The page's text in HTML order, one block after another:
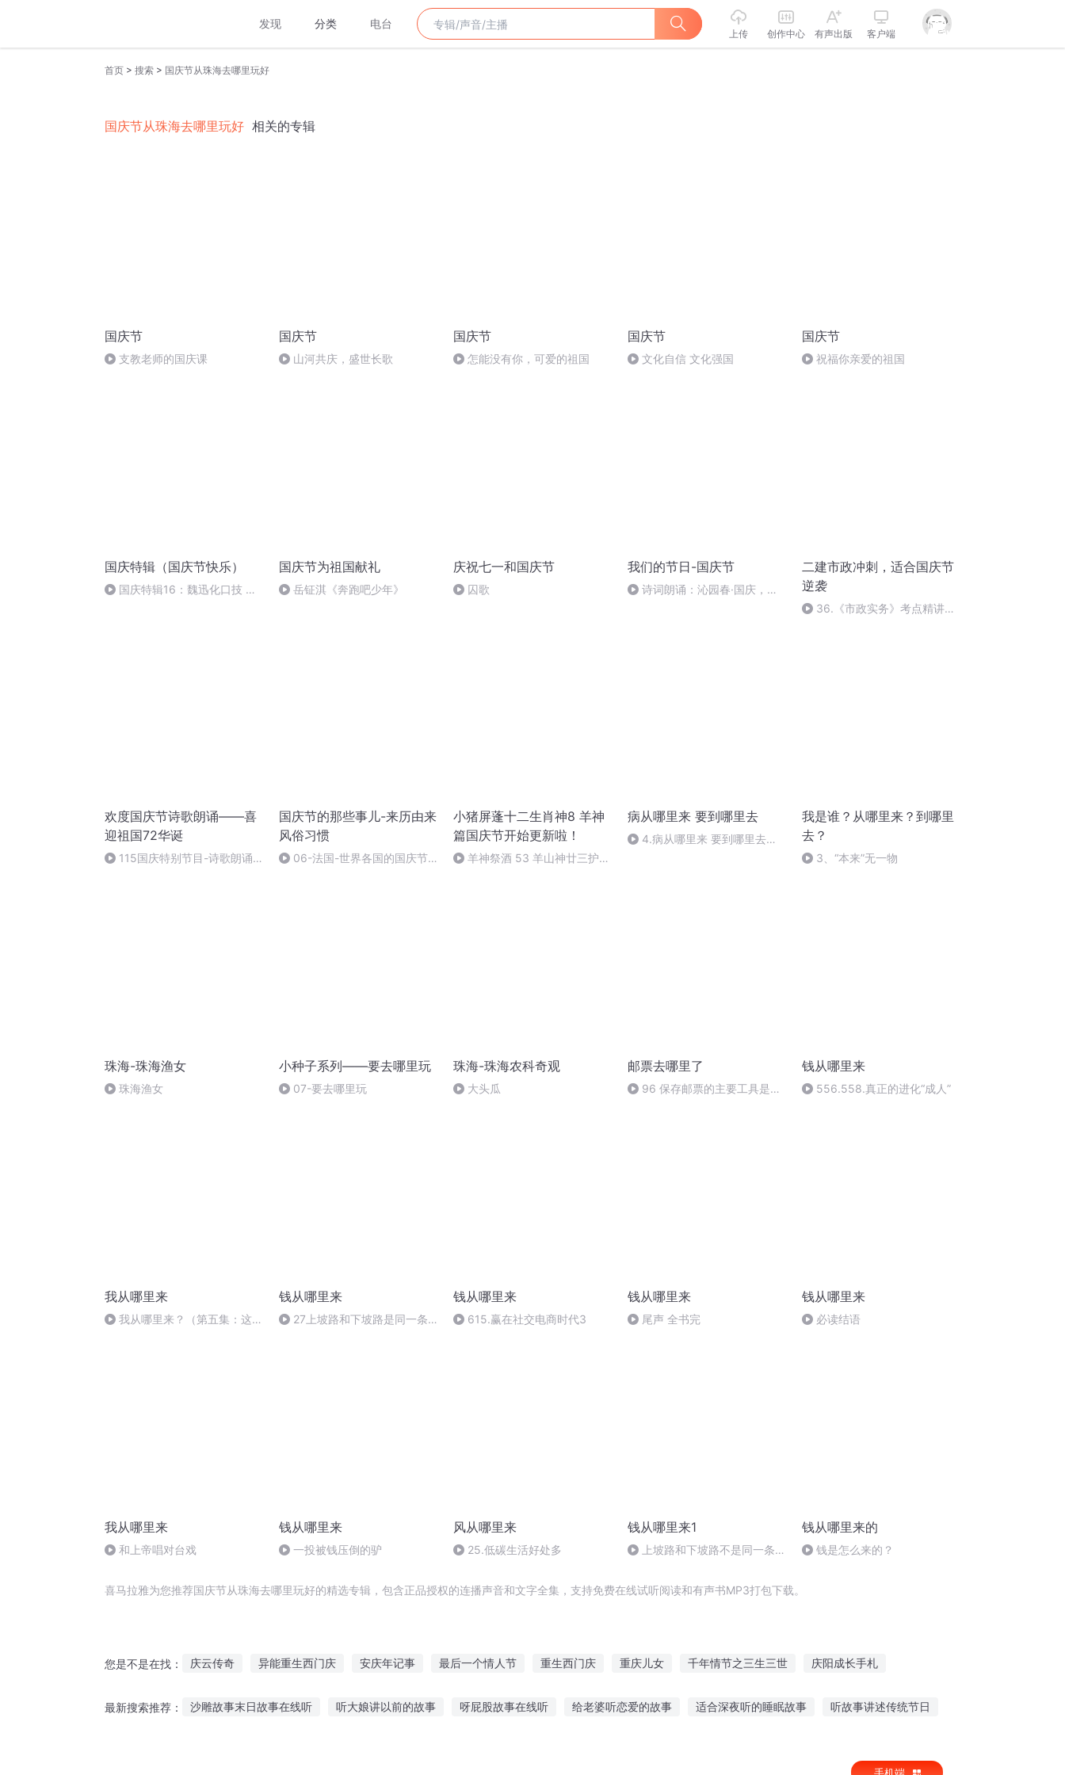
发现 分类 电台
上传 创作中心 有声出版 客户端
首页 > 搜索 > 国庆节从珠海去哪里玩好
国庆节从珠海去哪里玩好 相关的专辑
国庆节
支教老师的国庆课
国庆节
山河共庆，盛世长歌
国庆节
怎能没有你，可爱的祖国
国庆节
文化自信 文化强国
国庆节
祝福你亲爱的祖国
国庆特辑（国庆节快乐）
国庆特辑16：魏迅化口技 二
国庆节为祖国献礼
岳钲淇《奔跑吧少年》
庆祝七一和国庆节
囚歌
我们的节日-国庆节
诗词朗诵：沁园春·国庆，朗
二建市政冲刺，适合国庆节
逆袭
36.《市政实务》考点精讲第
欢度国庆节诗歌朗诵——喜
迎祖国72华诞
115国庆特别节目-诗歌朗诵-
国庆节的那些事儿-来历由来
风俗习惯
06-法国-世界各国的国庆节-
小猪屏蓬十二生肖神8 羊神
篇国庆节开始更新啦！
羊神祭酒 53 羊山神廿三护祭
病从哪里来 要到哪里去
4.病从哪里来 要到哪里去
我是谁？从哪里来？到哪里
去？
3、“本来”无一物
珠海-珠海渔女
珠海渔女
小种子系列——要去哪里玩
07-要去哪里玩
珠海-珠海农科奇观
大头瓜
邮票去哪里了
96 保存邮票的主要工具是什
钱从哪里来
556.558.真正的进化“成人”
我从哪里来
我从哪里来？（第五集：这就
钱从哪里来
27上坡路和下坡路是同一条
钱从哪里来
615.赢在社交电商时代3
钱从哪里来
尾声 全书完
钱从哪里来
必读结语
我从哪里来
和上帝唱对台戏
钱从哪里来
一投被钱压倒的驴
风从哪里来
25.低碳生活好处多
钱从哪里来1
上坡路和下坡路不是同一条
钱从哪里来的
钱是怎么来的？
喜马拉雅为您推荐国庆节从珠海去哪里玩好的精选专辑，包含正品授权的连播声音和文字全集，支持免费在线试听阅读和有声书MP3打包下载。
您是不是在找： 庆云传奇 异能重生西门庆 安庆年记事 最后一个情人节 重生西门庆 重庆儿女 千年情节之三生三世 庆阳成长手札
最新搜索推荐： 沙雕故事末日故事在线听 听大娘讲以前的故事 呀屁股故事在线听 给老婆听恋爱的故事 适合深夜听的睡眠故事 听故事讲述传统节日